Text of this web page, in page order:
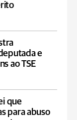
e
ao TSE
que
para abuso